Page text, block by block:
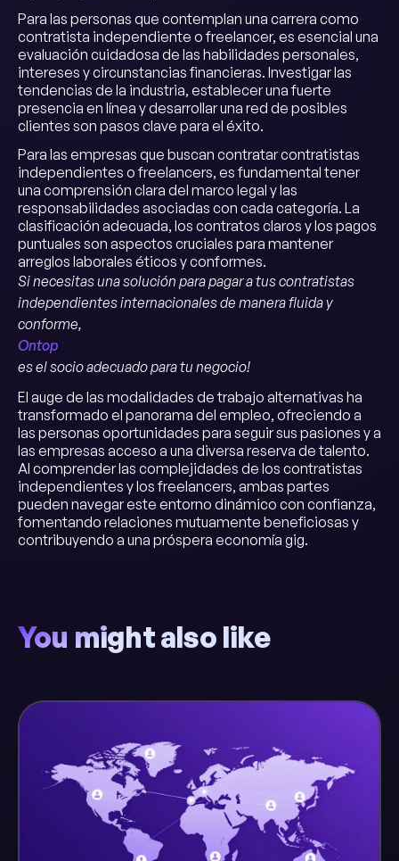
Para las personas que contemplan una carrera como
contratista independiente o freelancer, es esencial una
evaluación cuidadosa de las habilidades personales,
intereses y circunstancias financieras. Investigar las
tendencias de la industria, establecer una fuerte
presencia en línea y desarrollar una red de posibles
clientes son pasos clave para el éxito.
Para las empresas que buscan contratar contratistas
independientes o freelancers, es fundamental tener
una comprensión clara del marco legal y las
responsabilidades asociadas con cada categoría. La
clasificación adecuada, los contratos claros y los pagos
puntuales son aspectos cruciales para mantener
arreglos laborales éticos y conformes.
Si necesitas una solución para pagar a tus contratistas
independientes internacionales de manera fluida y
conforme,
Ontop
es el socio adecuado para tu negocio!
El auge de las modalidades de trabajo alternativas ha
transformado el panorama del empleo, ofreciendo a
las personas oportunidades para seguir sus pasiones y a
las empresas acceso a una diversa reserva de talento.
Al comprender las complejidades de los contratistas
independientes y los freelancers, ambas partes
pueden navegar este entorno dinámico con confianza,
fomentando relaciones mutuamente beneficiosas y
contribuyendo a una próspera economía gig.
You might also like